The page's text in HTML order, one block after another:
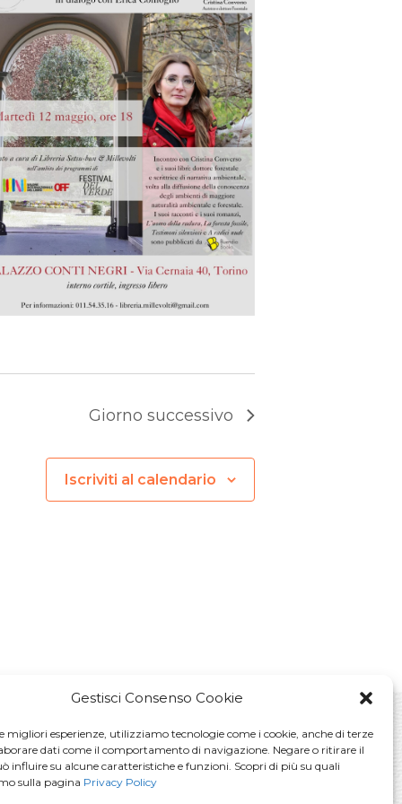
Gestisci Consenso Cookie
migliori esperienze, utilizziamo tecnologie come i cookie, anche di terze
dati come il comportamento di navigazione. Negare o ritirare il
influire su alcune caratteristiche e funzioni. Scopri di più su quali
sulla pagina Privacy Policy
Giorno successivo
Iscriviti al calendario
La voglio!